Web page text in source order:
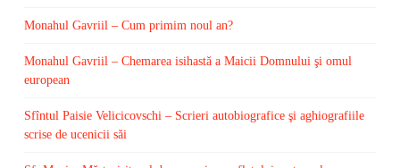
Monahul Gavriil – Cum primim noul an?
Monahul Gavriil – Chemarea isihastă a Maicii Domnului şi omul
european
Sfîntul Paisie Velicicovschi – Scrieri autobiografice şi aghiografiile
scrise de ucenicii săi